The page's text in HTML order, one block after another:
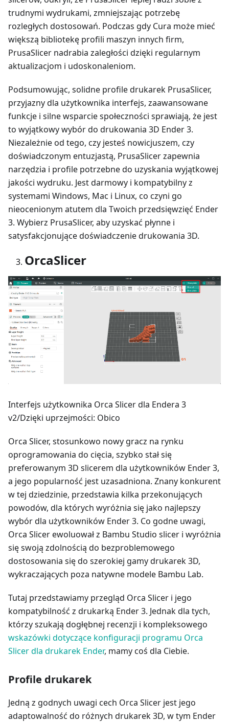
trudnymi wydrukami, zmniejszając potrzebę
rozległych dostosowań. Podczas gdy Cura może mieć
większą bibliotekę profili maszyn innych firm,
PrusaSlicer nadrabia zaległości dzięki regularnym
aktualizacjom i udoskonaleniom.
Podsumowując, solidne profile drukarek PrusaSlicer,
przyjazny dla użytkownika interfejs, zaawansowane
funkcje i silne wsparcie społeczności sprawiają, że jest
to wyjątkowy wybór do drukowania 3D Ender 3.
Niezależnie od tego, czy jesteś nowicjuszem, czy
doświadczonym entuzjastą, PrusaSlicer zapewnia
narzędzia i profile potrzebne do uzyskania wyjątkowej
jakości wydruku. Jest darmowy i kompatybilny z
systemami Windows, Mac i Linux, co czyni go
nieocenionym atutem dla Twoich przedsięwzięć Ender
3. Wybierz PrusaSlicer, aby uzyskać płynne i
satysfakcjonujące doświadczenie drukowania 3D.
OrcaSlicer
Interfejs użytkownika Orca Slicer dla Endera 3
v2/Dzięki uprzejmości: Obico
Orca Slicer, stosunkowo nowy gracz na rynku
oprogramowania do cięcia, szybko stał się
preferowanym 3D slicerem dla użytkowników Ender 3,
a jego popularność jest uzasadniona. Znany konkurent
w tej dziedzinie, przedstawia kilka przekonujących
powodów, dla których wyróżnia się jako najlepszy
wybór dla użytkowników Ender 3. Co godne uwagi,
Orca Slicer ewoluował z Bambu Studio slicer i wyróżnia
się swoją zdolnością do bezproblemowego
dostosowania się do szerokiej gamy drukarek 3D,
wykraczających poza natywne modele Bambu Lab.
Tutaj przedstawiamy przegląd Orca Slicer i jego
kompatybilność z drukarką Ender 3. Jednak dla tych,
którzy szukają dogłębnej recenzji i kompleksowego
wskazówki dotyczące konfiguracji programu Orca
Slicer dla drukarek Ender, mamy coś dla Ciebie.
Profile drukarek
Jedną z godnych uwagi cech Orca Slicer jest jego
adaptowalność do różnych drukarek 3D, w tym Ender